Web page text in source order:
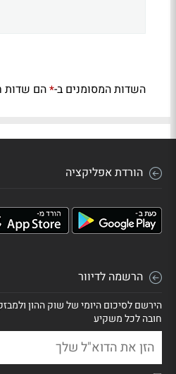
השדות המסומנים ב-*הם שדות
הורדת אפליקציה
הרשמה לדיוור
הירשם לסיכום היומי של שוק ההון
חובה לכל משקיע